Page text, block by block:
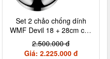
Set 2 chảo chống dính
WMF Devil 18 + 28cm cán
nhựa
2.500.000 đ
Giá: 2.225.000 đ